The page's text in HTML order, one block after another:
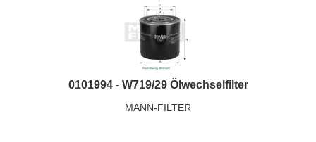
0101994 - W719/29 Ölwechselfilter
MANN-FILTER